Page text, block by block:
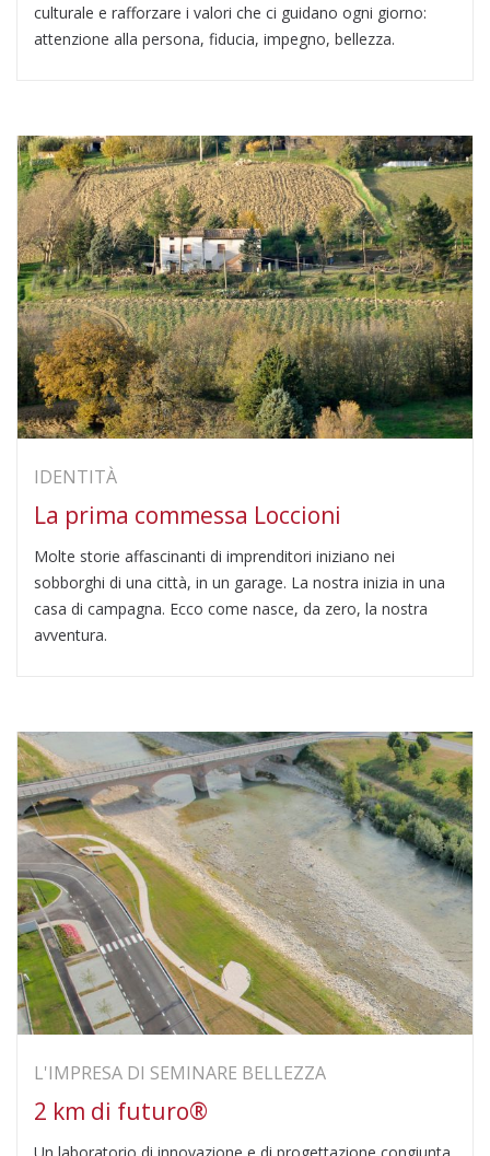
culturale e rafforzare i valori che ci guidano ogni giorno:
attenzione alla persona, fiducia, impegno, bellezza.
IDENTITÀ
La prima commessa Loccioni
Molte storie affascinanti di imprenditori iniziano nei
sobborghi di una città, in un garage. La nostra inizia in una
casa di campagna. Ecco come nasce, da zero, la nostra
avventura.
L'IMPRESA DI SEMINARE BELLEZZA
2 km di futuro®